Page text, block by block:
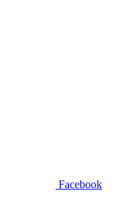
Facebook